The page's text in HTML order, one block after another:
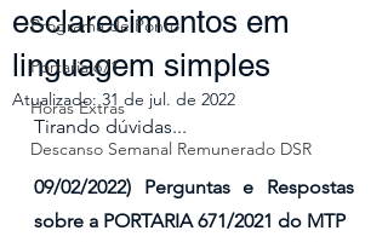
Programa de Ponto
Portaria 671
Horas Extras
Descanso Semanal Remunerado DSR
esclarecimentos em
linguagem simples
Atualizado:31 de jul. de 2022
Tirando dúvidas...
09/02/2022) Perguntas e Respostas
sobre a PORTARIA 671/2021 do MTP